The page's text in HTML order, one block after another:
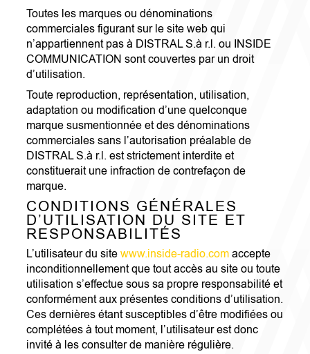
Toutes les marques ou dénominations
commerciales figurant sur le site web qui
n’appartiennent pas à DISTRAL S.à r.l. ou INSIDE
COMMUNICATION sont couvertes par un droit
d’utilisation.
Toute reproduction, représentation, utilisation,
adaptation ou modification d’une quelconque
marque susmentionnée et des dénominations
commerciales sans l’autorisation préalable de
DISTRAL S.à r.l. est strictement interdite et
constituerait une infraction de contrefaçon de
marque.
CONDITIONS GÉNÉRALES
D’UTILISATION DU SITE ET
RESPONSABILITÉS
L’utilisateur du sitewww.inside-radio.comaccepte
inconditionnellement que tout accès au site ou toute
utilisation s’effectue sous sa propre responsabilité et
conformément aux présentes conditions d’utilisation.
Ces dernières étant susceptibles d’être modifiées ou
complétées à tout moment, l’utilisateur est donc
invité à les consulter de manière régulière.